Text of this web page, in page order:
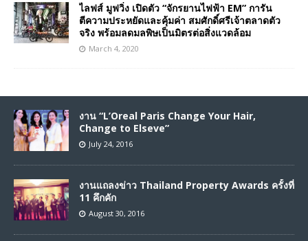
ไลฟส์ มูฟวิ่ง เปิดตัว “จักรยานไฟฟ้า EM” การัน
ตีความประหยัดและคุ้มค่า สมศักดิ์ศรีเจ้าตลาดตัว
จริง พร้อมลดมลพิษเป็นมิตรต่อสิ่งแวดล้อม
March 4, 2020
งาน “L’Oreal Paris Change Your Hair,
Change to Elseve”
July 24, 2016
งานแถลงข่าว Thailand Property Awards ครั้งที่
11 คึกคัก
August 30, 2016